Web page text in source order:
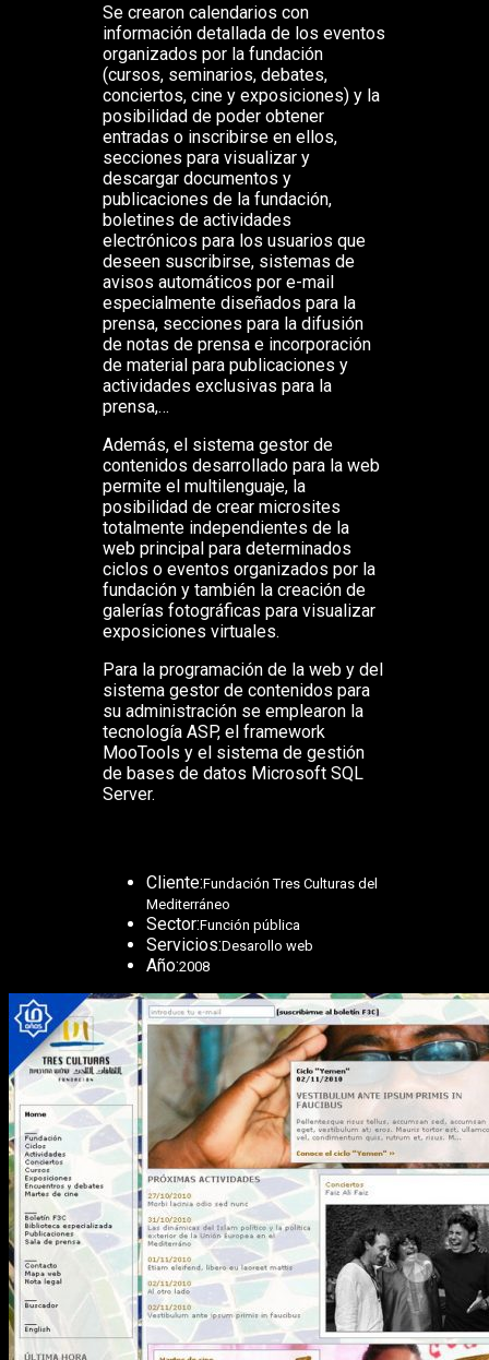
Se crearon calendarios con
información detallada de los eventos
organizados por la fundación
(cursos, seminarios, debates,
conciertos, cine y exposiciones) y la
posibilidad de poder obtener
entradas o inscribirse en ellos,
secciones para visualizar y
descargar documentos y
publicaciones de la fundación,
boletines de actividades
electrónicos para los usuarios que
deseen suscribirse, sistemas de
avisos automáticos por e-mail
especialmente diseñados para la
prensa, secciones para la difusión
de notas de prensa e incorporación
de material para publicaciones y
actividades exclusivas para la
prensa,…
Además, el sistema gestor de
contenidos desarrollado para la web
permite el multilenguaje, la
posibilidad de crear microsites
totalmente independientes de la
web principal para determinados
ciclos o eventos organizados por la
fundación y también la creación de
galerías fotográficas para visualizar
exposiciones virtuales.
Para la programación de la web y del
sistema gestor de contenidos para
su administración se emplearon la
tecnología ASP, el framework
MooTools y el sistema de gestión
de bases de datos Microsoft SQL
Server.
Cliente:Fundación Tres Culturas del
Mediterráneo
Sector:Función pública
Servicios:Desarollo web
Año:2008